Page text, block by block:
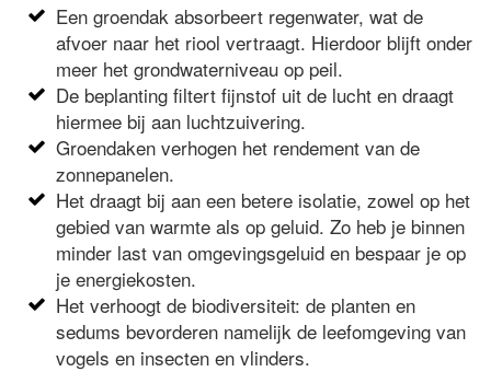
Een groendak absorbeert regenwater, wat de
afvoer naar het riool vertraagt. Hierdoor blijft onder
meer het grondwaterniveau op peil.
De beplanting filtert fijnstof uit de lucht en draagt
hiermee bij aan luchtzuivering.
Groendaken verhogen het rendement van de
zonnepanelen.
Het draagt bij aan een betere isolatie, zowel op het
gebied van warmte als op geluid. Zo heb je binnen
minder last van omgevingsgeluid en bespaar je op
je energiekosten.
Het verhoogt de biodiversiteit: de planten en
sedums bevorderen namelijk de leefomgeving van
vogels en insecten en vlinders.